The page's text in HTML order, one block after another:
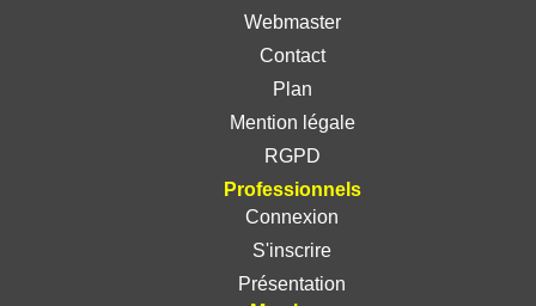
Webmaster
Contact
Plan
Mention légale
RGPD
Professionnels
Connexion
S'inscrire
Présentation